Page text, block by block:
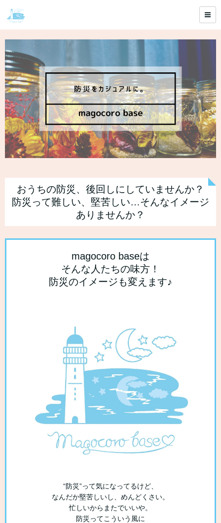
おうちの防災、後回しにしていませんか？
防災って難しい、堅苦しい…そんなイメージ
ありませんか？
magocoro baseは
そんな人たちの味方！
防災のイメージも変えます♪
“防災”って気になってるけど、
なんだか堅苦しいし、めんどくさい。
忙しいからまたでいいや。
防災ってこういう風に